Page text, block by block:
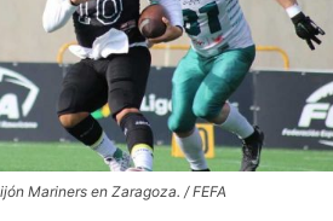
Mariners en Zaragoza. / FEFA